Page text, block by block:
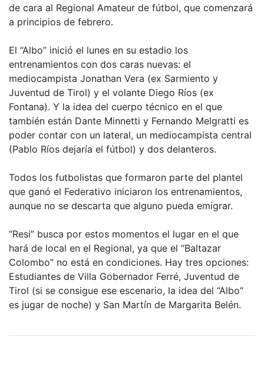
de cara al Regional Amateur de fútbol, que comenzará
a principios de febrero.
El “Albo” inició el lunes en su estadio los
entrenamientos con dos caras nuevas: el
mediocampista Jonathan Vera (ex Sarmiento y
Juventud de Tirol) y el volante Diego Ríos (ex
Fontana). Y la idea del cuerpo técnico en el que
también están Dante Minnetti y Fernando Melgratti es
poder contar con un lateral, un mediocampista central
(Pablo Ríos dejaría el fútbol) y dos delanteros.
Todos los futbolistas que formaron parte del plantel
que ganó el Federativo iniciaron los entrenamientos,
aunque no se descarta que alguno pueda emigrar.
“Resi” busca por estos momentos el lugar en el que
hará de local en el Regional, ya que el “Baltazar
Colombo” no está en condiciones. Hay tres opciones:
Estudiantes de Villa Gobernador Ferré, Juventud de
Tirol (si se consigue ese escenario, la idea del “Albo”
es jugar de noche) y San Martín de Margarita Belén.